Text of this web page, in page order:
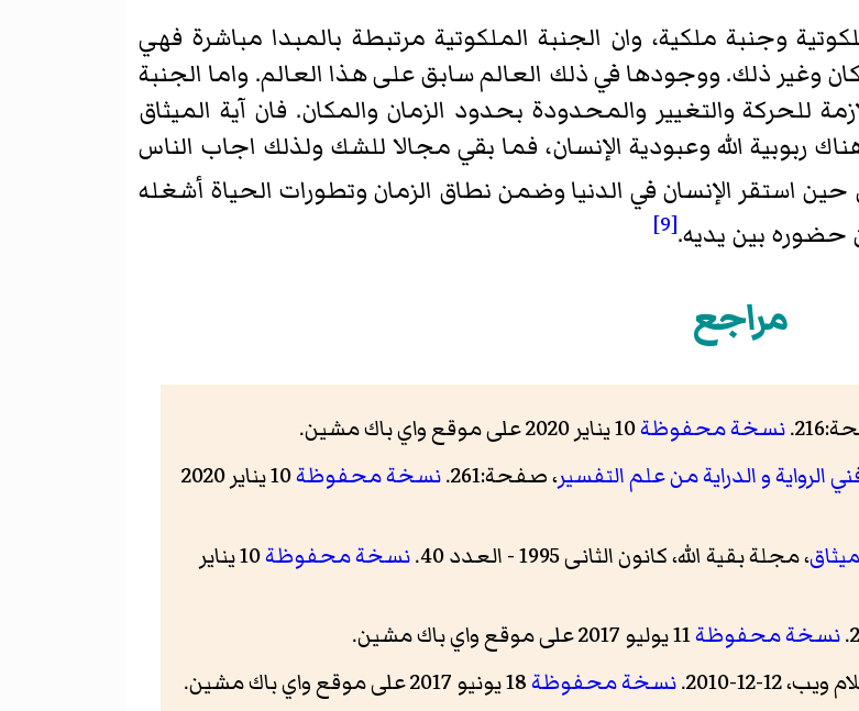
وجنبة ملكية، وان الجنبة الملكوتية مرتبطة بالمبدا مباشرة فهي
وغير ذلك. ووجودها في ذلك العالم سابق علی هذا العالم. واما الجنبة
للحركة والتغيير والمحدودة بحدود الزمان والمكان. فان آية الميثاق
ربوبية الله وعبودية الإنسان، فما بقي مجالا للشك ولذلك اجاب الناس
حين استقر الإنسان في الدنيا وضمن نطاق الزمان وتطورات الحياة أشغله
بين يديه.[9]
مراجع
نسخة محفوظة10 يناير 2020 على موقع واي باك مشين.
، صفحة:261. نسخة محفوظة
10 يناير 2020
، مجلة بقية الله، کانون الثانی 1995 - العدد 40. نسخة محفوظة
10 يناير
نسخة محفوظة11 يوليو 2017 على موقع واي باك مشين.
12-12-2010. نسخة محفوظة